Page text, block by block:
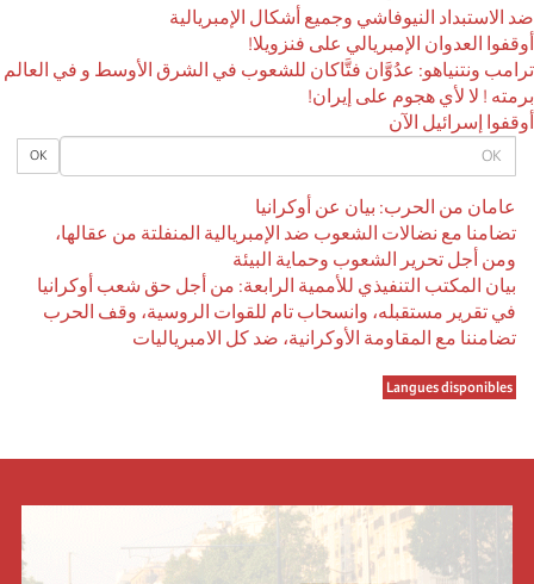
OK
OK
عامان من الحرب: بيان عن أوكرانيا
تضامنا مع نضالات الشعوب ضد الإمبريالية المنفلتة من عقالها،
ومن أجل تحرير الشعوب وحماية البيئة
بيان المكتب التنفيذي للأممية الرابعة: من أجل حق شعب أوكرانيا
في تقرير مستقبله، وانسحاب تام للقوات الروسية، وقف الحرب
تضامننا مع المقاومة الأوكرانية، ضد كل الامبرياليات
Langues disponibles
ضد الاستبداد النيوفاشي وجميع أشكال الإمبريالية
أوقفوا العدوان الإمبريالي على فنزويلا!
ترامب ونتنياهو: عدُوَّان فتَّاكان للشعوب في الشرق الأوسط و في العالم
برمته ! لا لأي هجوم على إيران!
أوقفوا إسرائيل الآن